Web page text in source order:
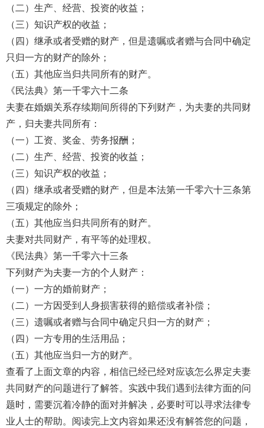
（二）生产、经营、投资的收益；
（三）知识产权的收益；
（四）继承或者受赠的财产，但是遗嘱或者赠与合同中确定
只归一方的财产的除外；
（五）其他应当归共同所有的财产。
《民法典》第一千零六十二条
夫妻在婚姻关系存续期间所得的下列财产，为夫妻的共同财
产，归夫妻共同所有：
（一）工资、奖金、劳务报酬；
（二）生产、经营、投资的收益；
（三）知识产权的收益；
（四）继承或者受赠的财产，但是本法第一千零六十三条第
三项规定的除外；
（五）其他应当归共同所有的财产。
夫妻对共同财产，有平等的处理权。
《民法典》第一千零六十三条
下列财产为夫妻一方的个人财产：
（一）一方的婚前财产；
（二）一方因受到人身损害获得的赔偿或者补偿；
（三）遗嘱或者赠与合同中确定只归一方的财产；
（四）一方专用的生活用品；
（五）其他应当归一方的财产。
查看了上面文章的内容，相信已经已经对应该怎么界定夫妻
共同财产的问题进行了解答。实践中我们遇到法律方面的问
题时，需要沉着冷静的面对并解决，必要时可以寻求法律专
业人士的帮助。阅读完上文内容如果还没有解答您的问题，